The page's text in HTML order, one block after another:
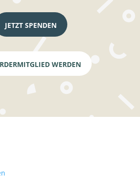
JETZT SPENDEN
WERDEN